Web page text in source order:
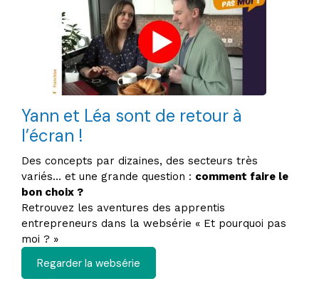
Yann et Léa sont de retour à
l’écran !
Des concepts par dizaines, des secteurs très
variés… et une grande question : comment faire le
bon choix ?
Retrouvez les aventures des apprentis
entrepreneurs dans la websérie « Et pourquoi pas
moi ? »
Regarder la websérie